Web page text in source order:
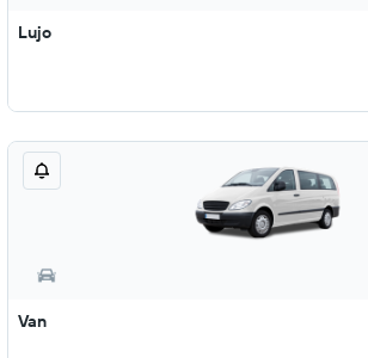
Lujo
Van